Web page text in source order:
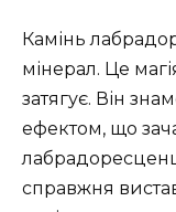
Камінь
мінерал. Це
затягує. Він
ефектом, що
справжня